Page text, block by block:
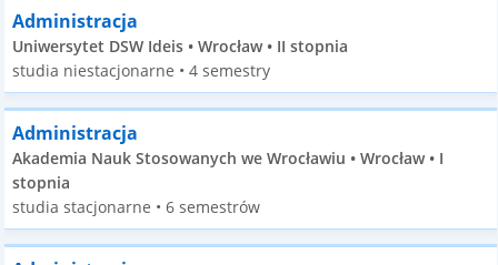
Administracja
Uniwersytet DSW Ideis • Wrocław • II stopnia
studia niestacjonarne • 4 semestry
Administracja
Akademia Nauk Stosowanych we Wrocławiu • Wrocław • I
stopnia
studia stacjonarne • 6 semestrów